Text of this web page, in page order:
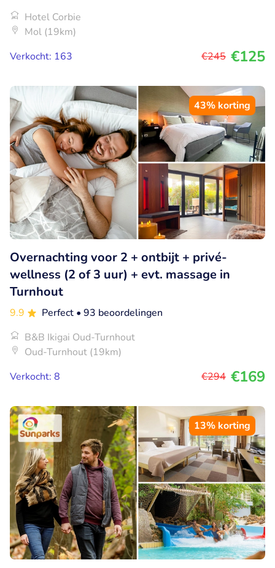
Hotel Corbie
Mol (19km)
Verkocht: 163
€245 €125
43% korting
Overnachting voor 2 + ontbijt + privé-
wellness (2 of 3 uur) + evt. massage in
Turnhout
9.9 Perfect • 93 beoordelingen
B&B Ikigai Oud-Turnhout
Oud-Turnhout (19km)
Verkocht: 8
€294 €169
13% korting